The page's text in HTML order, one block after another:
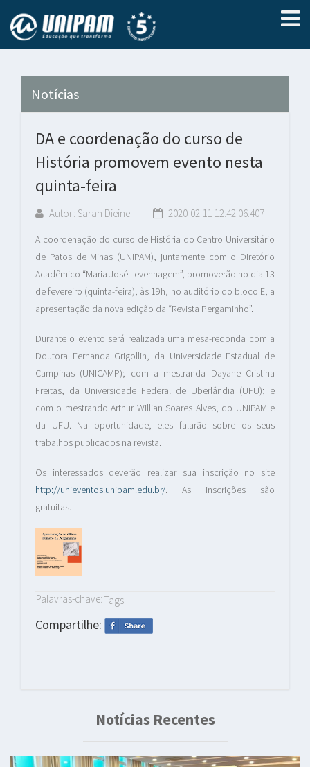
Notícias
DA e coordenação do curso de
História promovem evento nesta
quinta-feira
Autor: Sarah Dieine 2020-02-11 12:42:06.407
A coordenação do curso de História do Centro Universitário
de Patos de Minas (UNIPAM), juntamente com o Diretório
Acadêmico “Maria José Levenhagem”, promoverão no dia 13
de fevereiro (quinta-feira), às 19h, no auditório do bloco E, a
apresentação da nova edição da “Revista Pergaminho”.
Durante o evento será realizada uma mesa-redonda com a
Doutora Fernanda Grigollin, da Universidade Estadual de
Campinas (UNICAMP); com a mestranda Dayane Cristina
Freitas, da Universidade Federal de Uberlândia (UFU); e
com o mestrando Arthur Willian Soares Alves, do UNIPAM e
da UFU. Na oportunidade, eles falarão sobre os seus
trabalhos publicados na revista.
Os interessados deverão realizar sua inscrição no site
http://unieventos.unipam.edu.br/. As inscrições são
gratuitas.
Palavras-chave: Tags:
Compartilhe:
Notícias Recentes